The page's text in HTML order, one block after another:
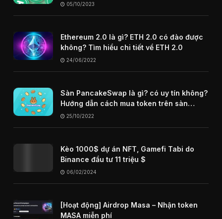
05/10/2023
Ethereum 2.0 là gì? ETH 2.0 có đào được
không? Tìm hiểu chi tiết về ETH 2.0
24/06/2022
Sàn PancakeSwap là gì? có uy tín không?
Hướng dẫn cách mua token trên sàn
PancakeSwap
25/10/2022
Kèo 1000$ dự án NFT, Gamefi Tabi do
Binance đầu tư 11 triệu $
06/02/2024
[Hoạt động] Airdrop Masa – Nhận token
MASA miễn phí